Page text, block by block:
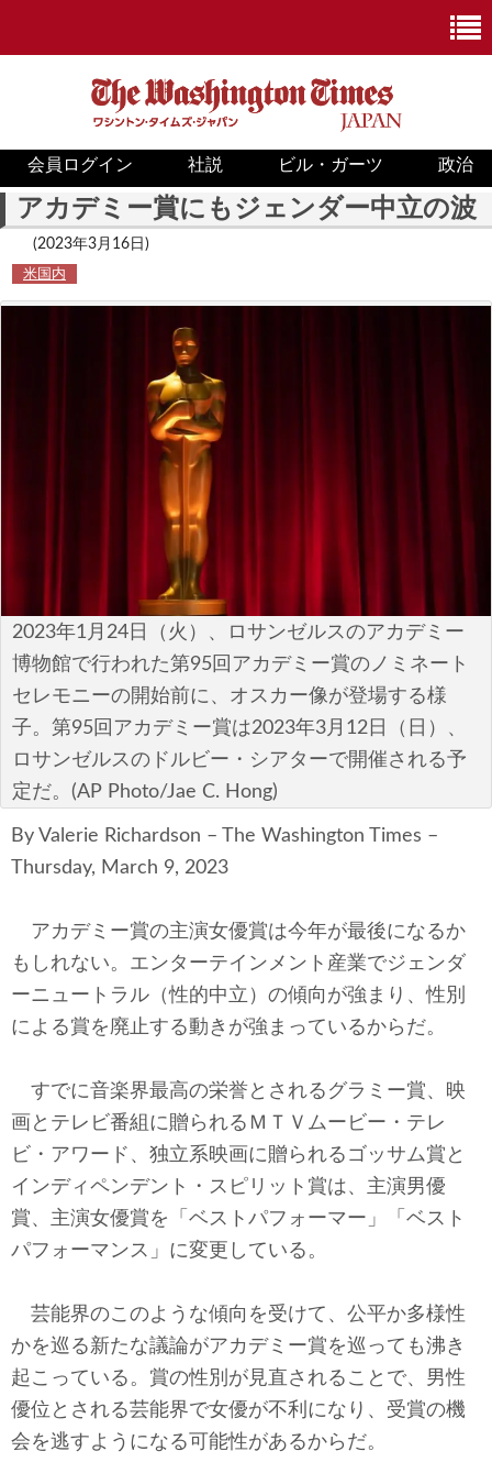
ニュース
政治
COVID-19
ビジネス・経済
カルチャー
ポリシー
税制・予算
サイバーセキュリティ―
国境・移民政策
テクノロジー
社説
ビル・ガーツ
東アジア
東京発
会員ログイン 社説 ビル・ガーツ 政治
アカデミー賞にもジェンダー中立の波
(2023年3月16日)
米国内
2023年1月24日（火）、ロサンゼルスのアカデミー
博物館で行われた第95回アカデミー賞のノミネート
セレモニーの開始前に、オスカー像が登場する様
子。第95回アカデミー賞は2023年3月12日（日）、
ロサンゼルスのドルビー・シアターで開催される予
定だ。(AP Photo/Jae C. Hong)
By Valerie Richardson – The Washington Times –
Thursday, March 9, 2023
アカデミー賞の主演女優賞は今年が最後になるか
もしれない。エンターテインメント産業でジェンダ
ーニュートラル（性的中立）の傾向が強まり、性別
による賞を廃止する動きが強まっているからだ。
すでに音楽界最高の栄誉とされるグラミー賞、映
画とテレビ番組に贈られるＭＴＶムービー・テレ
ビ・アワード、独立系映画に贈られるゴッサム賞と
インディペンデント・スピリット賞は、主演男優
賞、主演女優賞を「ベストパフォーマー」「ベスト
パフォーマンス」に変更している。
芸能界のこのような傾向を受けて、公平か多様性
かを巡る新たな議論がアカデミー賞を巡っても沸き
起こっている。賞の性別が見直されることで、男性
優位とされる芸能界で女優が不利になり、受賞の機
会を逃すようになる可能性があるからだ。